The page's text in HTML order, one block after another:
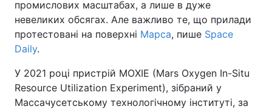
Спорт Наука
Техно і зв'язок Лайт
Здоров'я Туризм
промислових масштабах, а лише в дуже
невеликих обсягах. Але важливо те, що прилади
протестовані на поверхні Марса, пише Space
Daily.
У 2021 році пристрій MOXIE (Mars Oxygen In-Situ
Resource Utilization Experiment), зібраний у
Массачусетському технологічному інституті, за